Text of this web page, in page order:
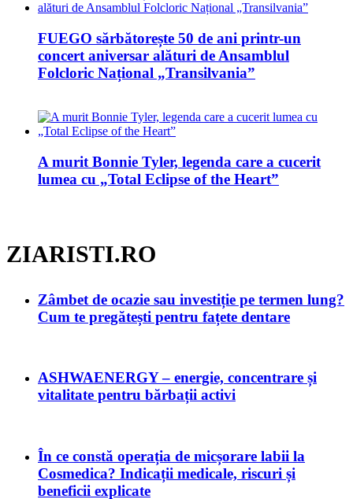
FUEGO sărbătorește 50 de ani printr-un
concert aniversar alături de Ansamblul
Folcloric Național „Transilvania”
A murit Bonnie Tyler, legenda care a cucerit
lumea cu „Total Eclipse of the Heart”
ZIARISTI.RO
Zâmbet de ocazie sau investiție pe termen lung?
Cum te pregătești pentru fațete dentare
ASHWAENERGY – energie, concentrare și
vitalitate pentru bărbații activi
În ce constă operația de micșorare labii la
Cosmedica? Indicații medicale, riscuri și
beneficii explicate